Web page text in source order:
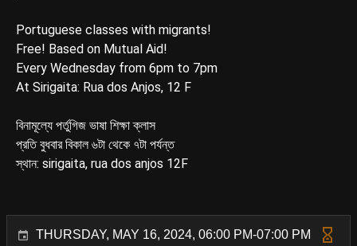
Portuguese classes with migrants!
Free! Based on Mutual Aid!
Every Wednesday from 6pm to 7pm
At Sirigaita: Rua dos Anjos, 12 F
বিনামূল্যে পর্তুগিজ ভাষা শিক্ষা ক্লাস
প্রতি বুধবার বিকাল ৬টা থেকে ৭টা পর্যন্ত
স্থান: sirigaita, rua dos anjos 12F
THURSDAY, MAY 16, 2024, 06:00 PM-07:00 PM